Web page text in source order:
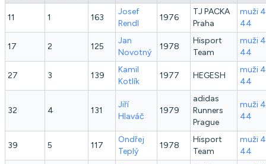
11 1 163
Josef
Rendl
1976
TJ PACKA
Praha
muži
44
17 2 125
Jan
Novotný
1978
Hisport
Team
muži
44
27 3 139
Kamil
Kotlík
1977 HEGESH
muži
44
32 4 131
Jiří
Hlaváč
1979
adidas
Runners
Prague
muži
44
39 5 117
Ondřej
Teplý
1978
Hisport
Team
muži
44